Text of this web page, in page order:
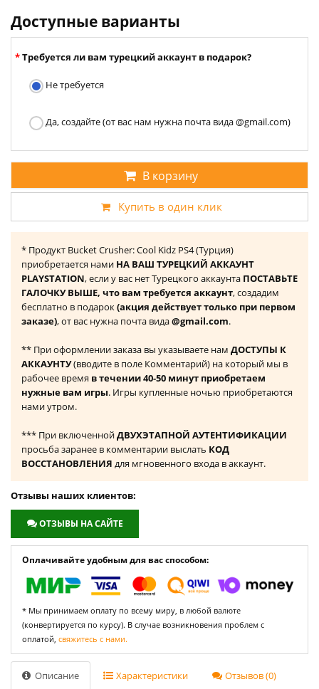
Доступные варианты
Требуется ли вам турецкий аккаунт в подарок?
Не требуется
Да, создайте (от вас нам нужна почта вида @gmail.com)
В корзину
Купить в один клик
* Продукт Bucket Crusher: Cool Kidz PS4 (Турция)
приобретается нами НА ВАШ ТУРЕЦКИЙ АККАУНТ
PLAYSTATION, если у вас нет Турецкого аккаунта ПОСТАВЬТЕ
ГАЛОЧКУ ВЫШЕ, что вам требуется аккаунт, создадим
бесплатно в подарок(акция действует только при первом
заказе), от вас нужна почта вида@gmail.com.
** При оформлении заказа вы указываете нам ДОСТУПЫ К
АККАУНТУ(вводите в поле Комментарий) на который мы в
рабочее время в течении 40-50 минут приобретаем
нужные вам игры. Игры купленные ночью приобретаются
нами утром.
*** При включеннойДВУХЭТАПНОЙ АУТЕНТИФИКАЦИИ
просьба заранее в комментарии выслать КОД
ВОССТАНОВЛЕНИЯ для мгновенного входа в аккаунт.
Отзывы наших клиентов:
ОТЗЫВЫ НА САЙТЕ
Оплачивайте удобным для вас способом:
* Мы принимаем оплату по всему миру, в любой валюте
(конвертируется по курсу). В случае возникновения проблем с
оплатой, свяжитесь с нами.
Описание Характеристики Отзывов (0)